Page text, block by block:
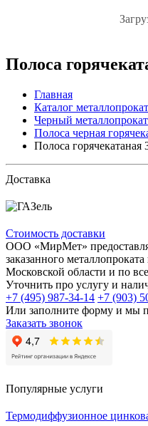
Полоса
Главная
Каталог
Черный металлопрокат
Полоса черная
Полоса горячекатаная
Доставка
Стоимость доставки
ООО «МирМет»
заказанного
Московской области и по
Уточнить про услугу и
+7 (495) 987-34-14 +7 (903)
Или заполните форму и мы
Заказать звонок
Популярные услуги
Термодиффузионное